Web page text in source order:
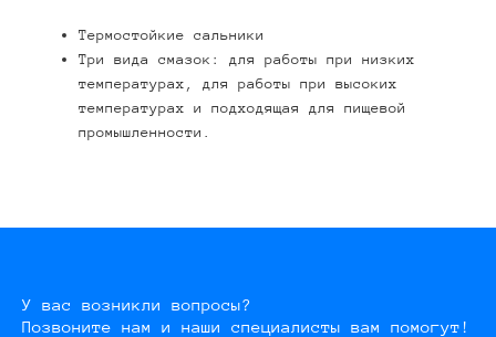
Термостойкие сальники
Три вида смазок: для работы при низких
температурах, для работы при высоких
температурах и подходящая для пищевой
промышленности.
У вас возникли вопросы?
Позвоните нам и наши специалисты вам помогут!